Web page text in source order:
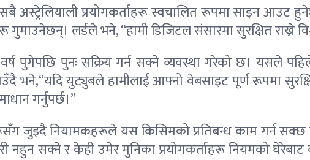
अस्ट्रेलियाली प्रयोगकर्ताहरू स्वचालित रूपमा साइन आउट
लर्डले भने, “हामी डिजिटल संसारमा सुरक्षित राख्ने
पुगेपछि पुनः सक्रिय गर्न सक्ने व्यवस्था गरेको छ। यसले
भने,“यदि युट्युबले हामीलाई आफ्नो वेबसाइट पूर्ण रूपमा
गर्नुपर्छ।”
जुझ्दै नियामकहरूले यस किसिमको प्रतिबन्ध काम गर्न सक्छ
नहुन सक्ने र केही उमेर मुनिका प्रयोगकर्ताहरू नियमको